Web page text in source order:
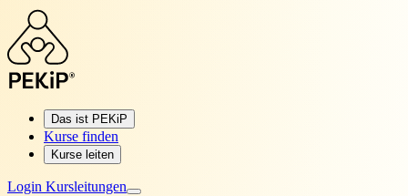
Das ist PEKiP
Kurse finden
Kurse leiten
Login Kursleitungen